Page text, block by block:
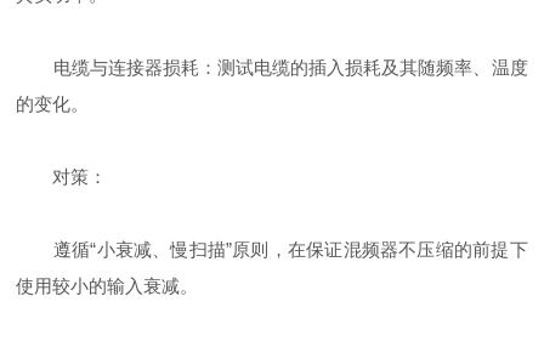
电缆与连接器损耗：测试电缆的插入损耗及其随频率、温度
的变化。
对策：
遵循“小衰减、慢扫描”原则，在保证混频器不压缩的前提下
使用较小的输入衰减。